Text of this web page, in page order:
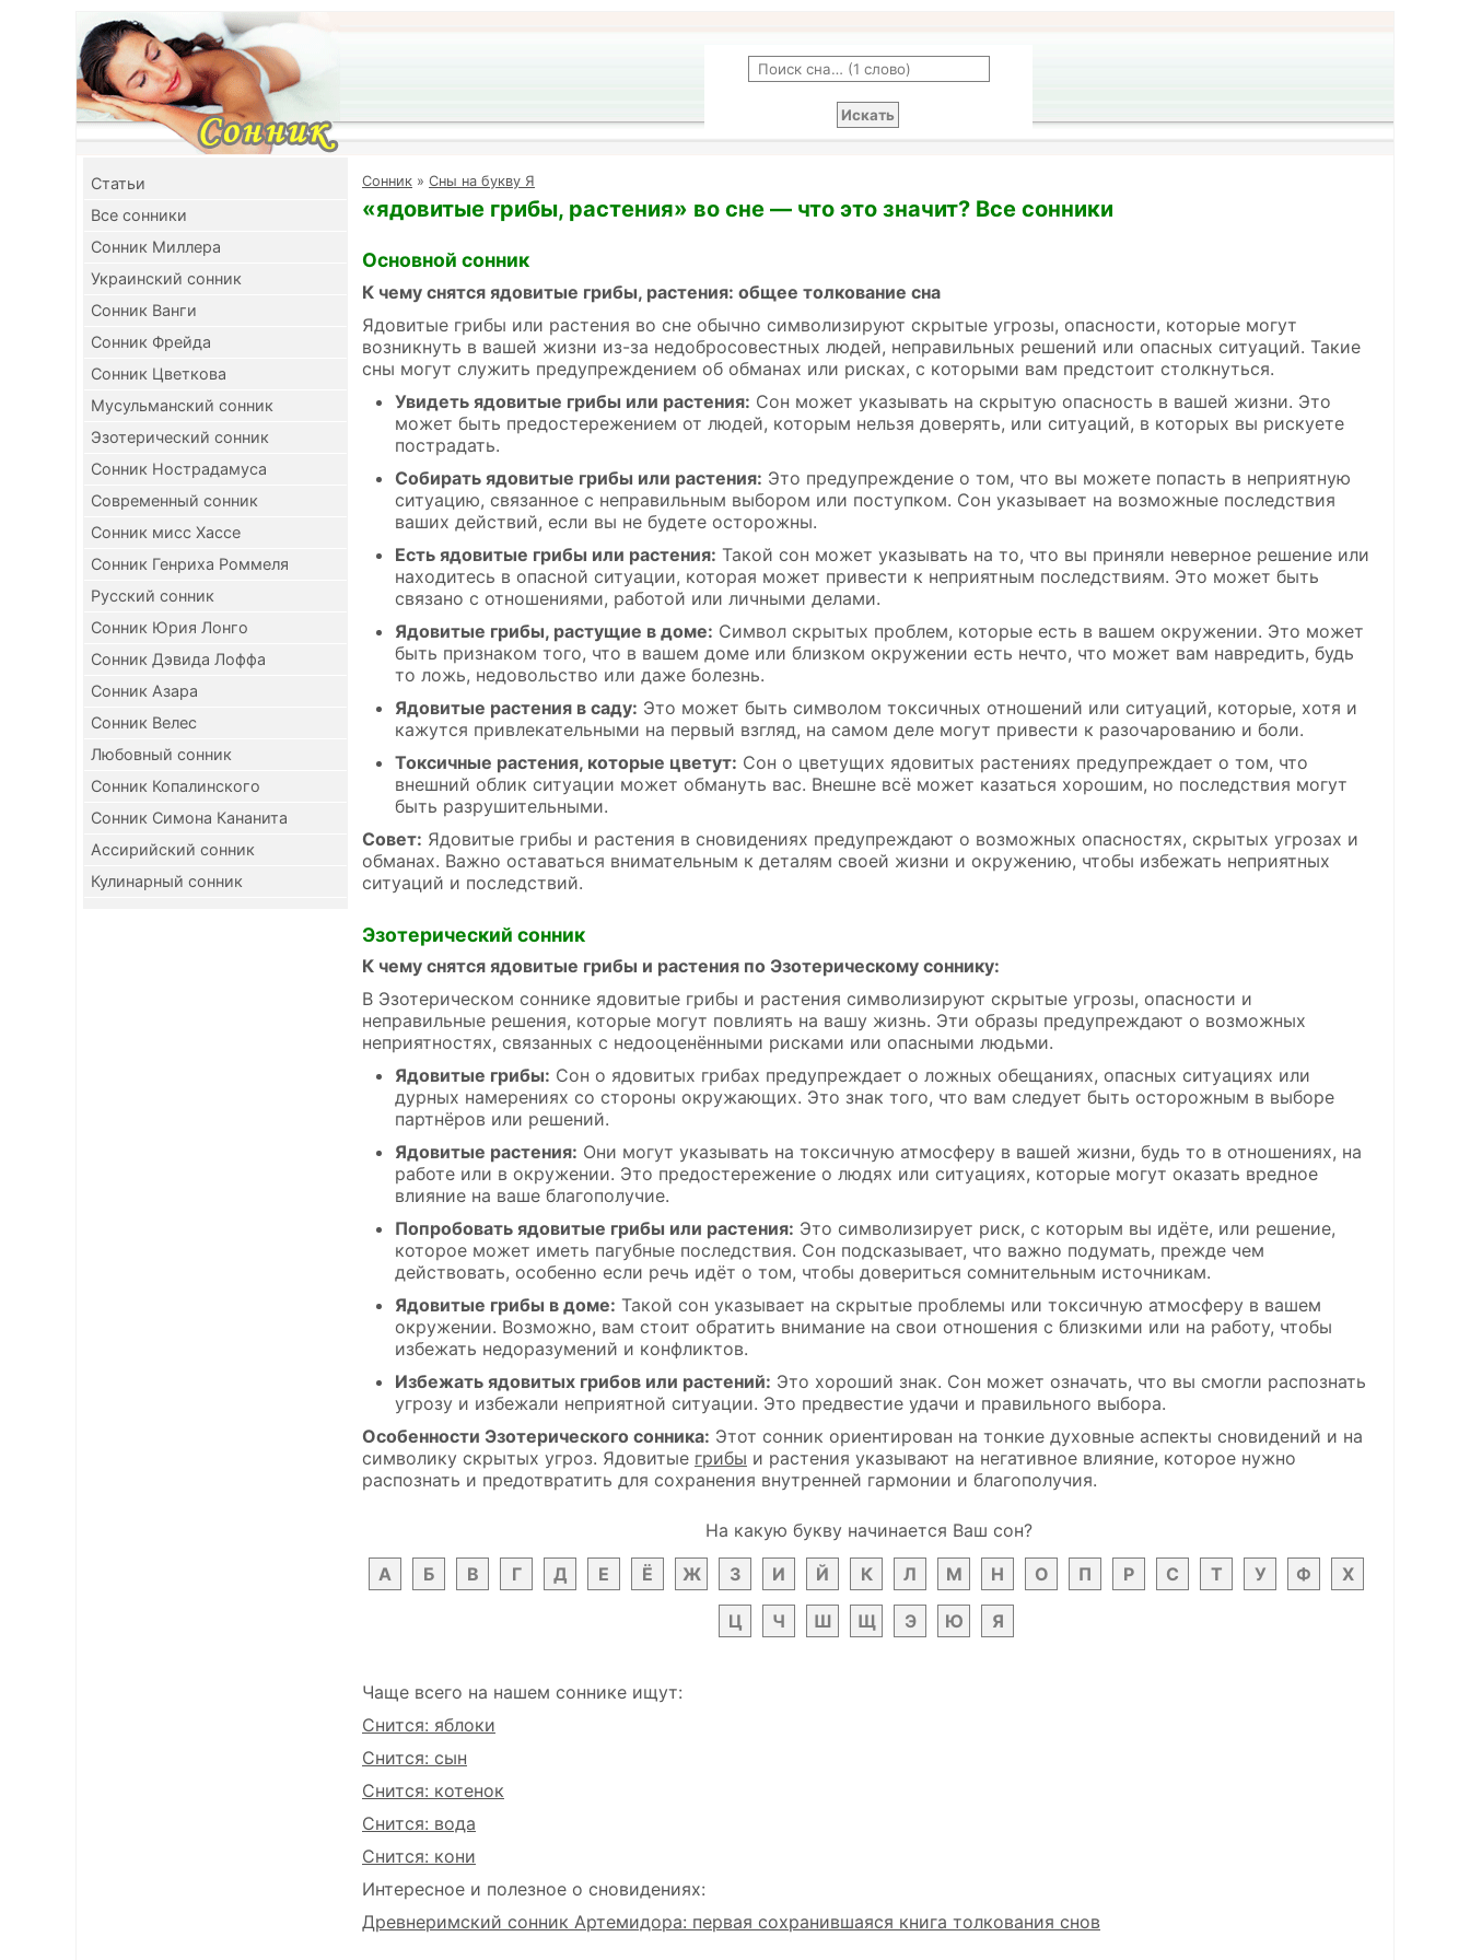
Cтатьи
Все сонники
Сонник Миллера
Украинский сонник
Сонник Ванги
Сонник Фрейда
Сонник Цветкова
Мусульманский сонник
Эзотерический сонник
Сонник Нострадамуса
Современный сонник
Сонник мисс Хассе
Сонник Генриха Роммеля
Русский сонник
Сонник Юрия Лонго
Сонник Дэвида Лоффа
Сонник Азара
Сонник Велес
Любовный сонник
Сонник Копалинского
Сонник Симона Кананита
Ассирийский сонник
Кулинарный сонник
Cонник » Сны на букву Я
«ядовитые грибы, растения» во сне — что это значит? Все сонники
Основной сонник
К чему снятся ядовитые грибы, растения: общее толкование сна
Ядовитые грибы или растения во сне обычно символизируют скрытые угрозы, опасности, которые могут
возникнуть в вашей жизни из-за недобросовестных людей, неправильных решений или опасных ситуаций. Такие
сны могут служить предупреждением об обманах или рисках, с которыми вам предстоит столкнуться.
Увидеть ядовитые грибы или растения: Сон может указывать на скрытую опасность в вашей жизни. Это
может быть предостережением от людей, которым нельзя доверять, или ситуаций, в которых вы рискуете
пострадать.
Собирать ядовитые грибы или растения: Это предупреждение о том, что вы можете попасть в неприятную
ситуацию, связанное с неправильным выбором или поступком. Сон указывает на возможные последствия
ваших действий, если вы не будете осторожны.
Есть ядовитые грибы или растения: Такой сон может указывать на то, что вы приняли неверное решение или
находитесь в опасной ситуации, которая может привести к неприятным последствиям. Это может быть
связано с отношениями, работой или личными делами.
Ядовитые грибы, растущие в доме: Символ скрытых проблем, которые есть в вашем окружении. Это может
быть признаком того, что в вашем доме или близком окружении есть нечто, что может вам навредить, будь
то ложь, недовольство или даже болезнь.
Ядовитые растения в саду: Это может быть символом токсичных отношений или ситуаций, которые, хотя и
кажутся привлекательными на первый взгляд, на самом деле могут привести к разочарованию и боли.
Токсичные растения, которые цветут: Сон о цветущих ядовитых растениях предупреждает о том, что
внешний облик ситуации может обмануть вас. Внешне всё может казаться хорошим, но последствия могут
быть разрушительными.
Совет: Ядовитые грибы и растения в сновидениях предупреждают о возможных опасностях, скрытых угрозах и
обманах. Важно оставаться внимательным к деталям своей жизни и окружению, чтобы избежать неприятных
ситуаций и последствий.
Эзотерический сонник
К чему снятся ядовитые грибы и растения по Эзотерическому соннику:
В Эзотерическом соннике ядовитые грибы и растения символизируют скрытые угрозы, опасности и
неправильные решения, которые могут повлиять на вашу жизнь. Эти образы предупреждают о возможных
неприятностях, связанных с недооценёнными рисками или опасными людьми.
Ядовитые грибы: Сон о ядовитых грибах предупреждает о ложных обещаниях, опасных ситуациях или
дурных намерениях со стороны окружающих. Это знак того, что вам следует быть осторожным в выборе
партнёров или решений.
Ядовитые растения: Они могут указывать на токсичную атмосферу в вашей жизни, будь то в отношениях, на
работе или в окружении. Это предостережение о людях или ситуациях, которые могут оказать вредное
влияние на ваше благополучие.
Попробовать ядовитые грибы или растения: Это символизирует риск, с которым вы идёте, или решение,
которое может иметь пагубные последствия. Сон подсказывает, что важно подумать, прежде чем
действовать, особенно если речь идёт о том, чтобы довериться сомнительным источникам.
Ядовитые грибы в доме: Такой сон указывает на скрытые проблемы или токсичную атмосферу в вашем
окружении. Возможно, вам стоит обратить внимание на свои отношения с близкими или на работу, чтобы
избежать недоразумений и конфликтов.
Избежать ядовитых грибов или растений: Это хороший знак. Сон может означать, что вы смогли распознать
угрозу и избежали неприятной ситуации. Это предвестие удачи и правильного выбора.
Особенности Эзотерического сонника: Этот сонник ориентирован на тонкие духовные аспекты сновидений и на
символику скрытых угроз. Ядовитые грибы и растения указывают на негативное влияние, которое нужно
распознать и предотвратить для сохранения внутренней гармонии и благополучия.
На какую букву начинается Ваш сон?
А
Б В Г Д Е Ё Ж З И Й К Л М Н О П Р С Т У Ф Х
Ц Ч Ш Щ Э Ю Я
Чаще всего на нашем соннике ищут:
Снится: яблоки
Снится: сын
Снится: котенок
Снится: вода
Снится: кони
Интересное и полезное о сновидениях:
Древнеримский сонник Артемидора: первая сохранившаяся книга толкования снов